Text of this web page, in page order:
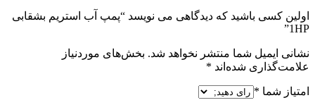
اولین کسی باشید که دیدگاهی می نویسد “پمپ آب استریم بشقابی
1HP”
نشانی ایمیل شما منتشر نخواهد شد. بخش‌های موردنیاز
علامت‌گذاری شده‌اند *
امتیاز شما *